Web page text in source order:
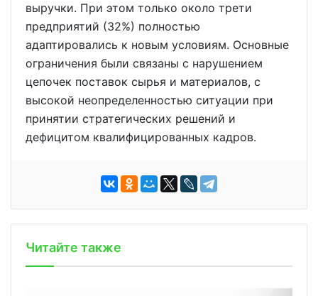
выручки. При этом только около трети
предприятий (32%) полностью
адаптировались к новым условиям. Основные
ограничения были связаны с нарушением
цепочек поставок сырья и материалов, с
высокой неопределенностью ситуации при
принятии стратегических решений и
дефицитом квалифицированных кадров.
Читайте также